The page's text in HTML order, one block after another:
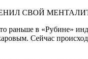
СВОЙ
раньше в «Рубине»
Сейчас